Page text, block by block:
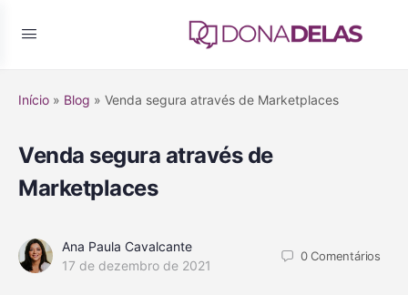
Início » Blog » Venda segura através de Marketplaces
Venda segura através de
Marketplaces
Ana Paula Cavalcante
17 de dezembro de 2021
0Comentários